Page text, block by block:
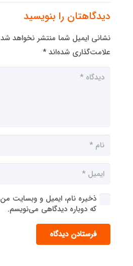
دیدگاهتان را بنویسید
نشانی ایمیل شما منتشر نخواهد
علامت‌گذاری شده‌اند *
ذخیره نام، ایمیل و وبسایت من
که دوباره دیدگاهی می‌نویسم.
فرستادن دیدگاه